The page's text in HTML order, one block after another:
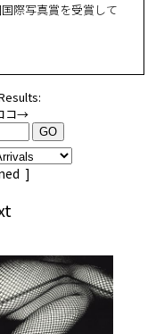
際写真賞を受賞して
コ→
]